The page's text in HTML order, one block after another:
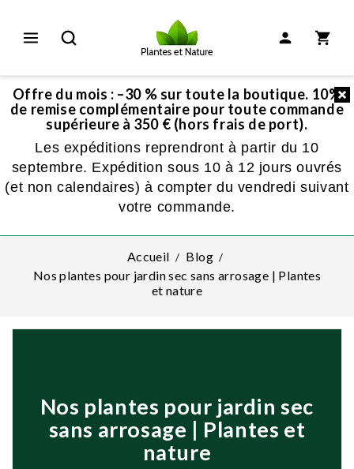
Offre du mois : –30 % sur toute la boutique. 10%
de remise complémentaire pour toute commande
supérieure à 350 € (hors frais de port).
Les expéditions reprendront à partir du 10
septembre. Expédition sous 10 à 12 jours ouvrés
(et non calendaires) à compter du vendredi suivant
votre commande.
Accueil
Blog
Nos plantes pour jardin sec sans arrosage | Plantes
et nature
Nos plantes pour jardin sec
sans arrosage | Plantes et
nature